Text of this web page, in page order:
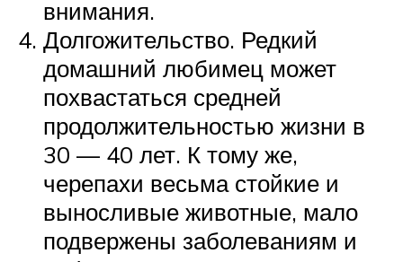
внимания.
Долгожительство. Редкий
домашний любимец может
похвастаться средней
продолжительностью жизни в
30 — 40 лет. К тому же,
черепахи весьма стойкие и
выносливые животные, мало
подвержены заболеваниям и